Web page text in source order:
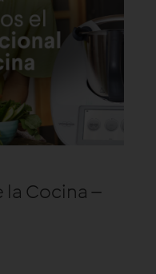
Cocina –